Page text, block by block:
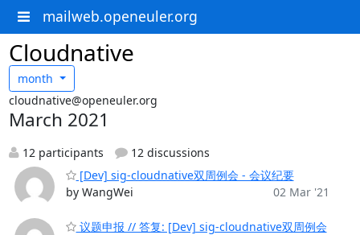
mailweb.openeuler.org
Cloudnative
month
cloudnative@openeuler.org
March 2021
12 participants
12 discussions
[Dev] sig-cloudnative双周例会 - 会议纪要
by WangWei
02 Mar '21
议题申报 // 答复: [Dev] sig-cloudnative双周例会